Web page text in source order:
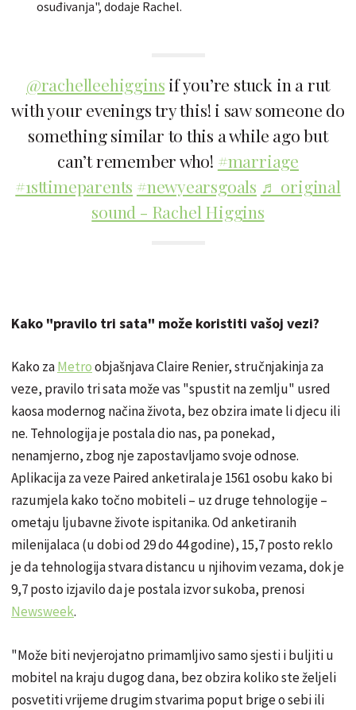
osuđivanja", dodaje Rachel.
@rachelleehiggins if you’re stuck in a rut
with your evenings try this! i saw someone do
something similar to this a while ago but
can’t remember who! #marriage
#1sttimeparents #newyearsgoals ♬ original
sound - Rachel Higgins
Kako "pravilo tri sata" može koristiti vašoj vezi?
Kako zaMetroobjašnjava Claire Renier, stručnjakinja za
veze, pravilo tri sata može vas "spustit na zemlju" usred
kaosa modernog načina života, bez obzira imate li djecu ili
ne. Tehnologija je postala dio nas, pa ponekad,
nenamjerno, zbog nje zapostavljamo svoje odnose.
Aplikacija za veze Paired anketirala je 1561 osobu kako bi
razumjela kako točno mobiteli – uz druge tehnologije –
ometaju ljubavne živote ispitanika. Od anketiranih
milenijalaca (u dobi od 29 do 44 godine), 15,7 posto reklo
je da tehnologija stvara distancu u njihovim vezama, dok je
9,7 posto izjavilo da je postala izvor sukoba, prenosi
Newsweek.
"Može biti nevjerojatno primamljivo samo sjesti i buljiti u
mobitel na kraju dugog dana, bez obzira koliko ste željeli
posvetiti vrijeme drugim stvarima poput brige o sebi ili